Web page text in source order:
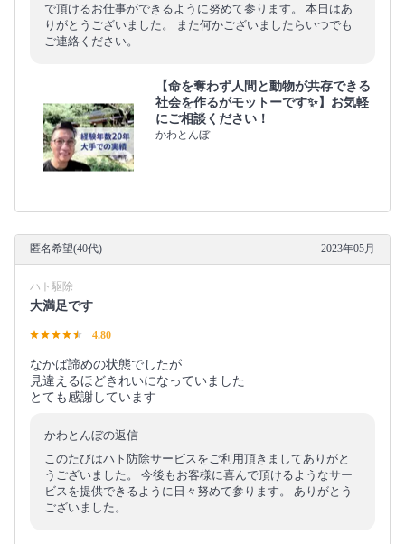
で頂けるお仕事ができるように努めて参ります。 本日はあ
りがとうございました。 また何かございましたらいつでも
ご連絡ください。
【命を奪わず人間と動物が共存できる
社会を作るがモットーです✨】お気軽
にご相談ください！
かわとんぼ
匿名希望(40代) 2023年05月
ハト駆除
大満足です
4.80
なかば諦めの状態でしたが
見違えるほどきれいになっていました
とても感謝しています
かわとんぼの返信
このたびはハト防除サービスをご利用頂きましてありがと
うございました。 今後もお客様に喜んで頂けるようなサー
ビスを提供できるように日々努めて参ります。 ありがとう
ございました。